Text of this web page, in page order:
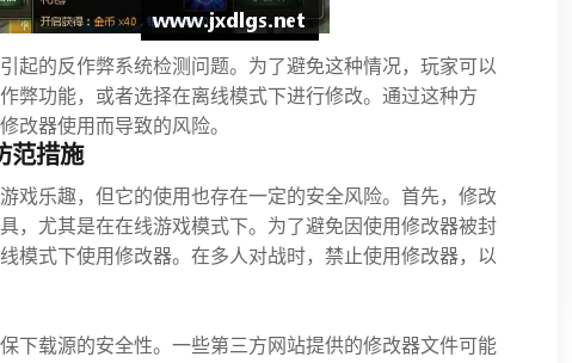
起的反作弊系统检测问题。为了避免这种情况，玩家可以
弊功能，或者选择在离线模式下进行修改。通过这种方
改器使用而导致的风险。
范措施
戏乐趣，但它的使用也存在一定的安全风险。首先，修改
，尤其是在在线游戏模式下。为了避免因使用修改器被封
模式下使用修改器。在多人对战时，禁止使用修改器，以
下载源的安全性。一些第三方网站提供的修改器文件可能